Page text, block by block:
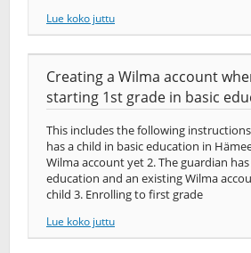
Lue koko juttu
Creating a Wilma account
starting 1st grade in basic
This includes the following
has a child in basic education in
Wilma account yet 2. The guardian
education and an existing Wilma
child 3. Enrolling to first grade
Lue koko juttu